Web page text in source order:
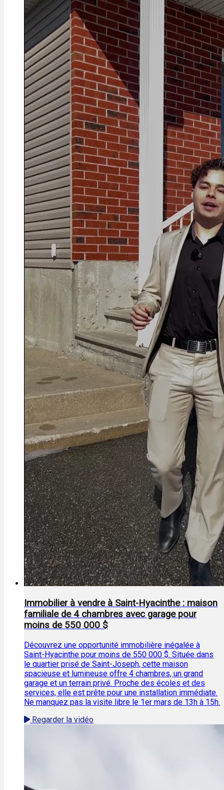
Immobilier à vendre à Saint-Hyacinthe : maison
familiale de 4 chambres avec garage pour
moins de 550 000 $
Découvrez une opportunité immobilière inégalée à
Saint-Hyacinthe pour moins de 550 000 $. Située dans
le quartier prisé de Saint-Joseph, cette maison
spacieuse et lumineuse offre 4 chambres, un grand
garage et un terrain privé. Proche des écoles et des
services, elle est prête pour une installation immédiate.
Ne manquez pas la visite libre le 1er mars de 13h à 15h.
Regarder la vidéo